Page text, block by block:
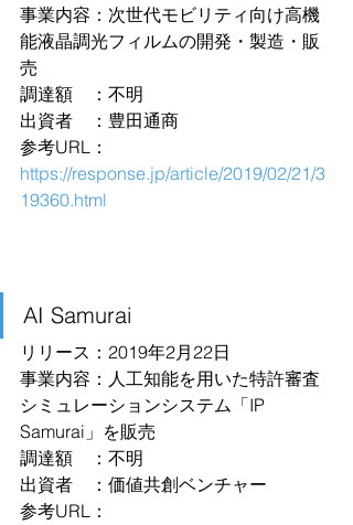
事業内容：次世代モビリティ向け高機
能液晶調光フィルムの開発・製造・販
売
調達額　：不明
出資者　：豊田通商
参考URL：
https://response.jp/article/2019/02/21/3
19360.html
AI Samurai
リリース：2019年2月22日
事業内容：人工知能を用いた特許審査
シミュレーションシステム「IP
Samurai」を販売
調達額　：不明
出資者　：価値共創ベンチャー
参考URL：